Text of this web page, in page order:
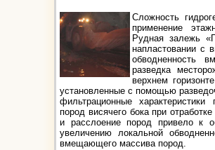
Сложность
применение
Рудная залежь
напластовании с
обводненность
разведка
верхнем
установленные с помощью
фильтрационные
пород висячего бока при
и расслоение пород привело к
увеличению локальной
вмещающего массива пород.